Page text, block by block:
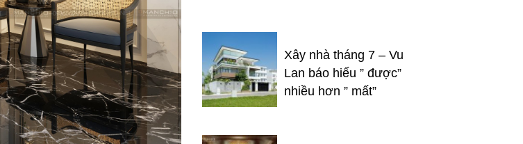
Xây nhà tháng 7 – Vu
Lan báo hiếu ” được”
nhiều hơn ” mất”